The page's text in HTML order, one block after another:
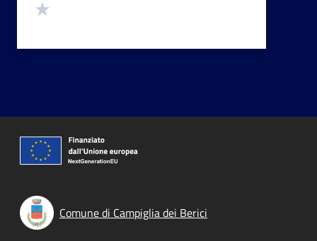
Comune di Campiglia dei Berici